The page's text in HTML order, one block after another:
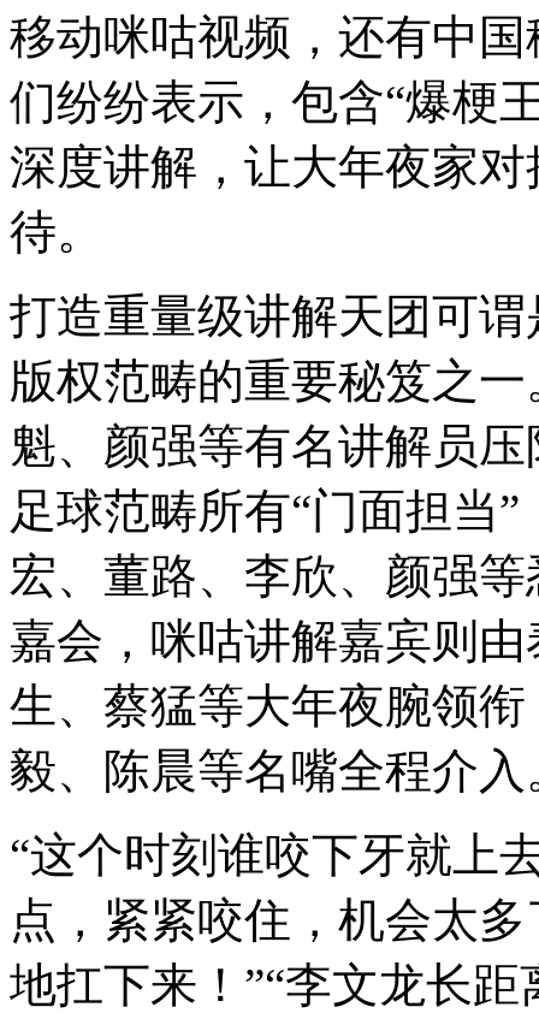
移动咪咕视频，还有中
们纷纷表示，包含“爆梗
深度讲解，让大年夜家
待。
打造重量级讲解天团可
版权范畴的重要秘笈之
魁、颜强等有名讲解员
足球范畴所有“门面担当
宏、董路、李欣、颜强
嘉会，咪咕讲解嘉宾则
生、蔡猛等大年夜腕领
毅、陈晨等名嘴全程介入
“这个时刻谁咬下牙就上
点，紧紧咬住，机会太
地扛下来！”“李文龙长